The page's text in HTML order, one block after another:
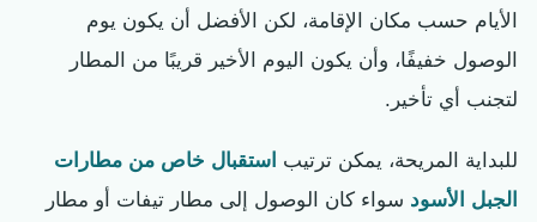
الأيام حسب مكان الإقامة، لكن الأفضل أن يكون يوم
الوصول خفيفًا، وأن يكون اليوم الأخير قريبًا من المطار
لتجنب أي تأخير.
للبداية المريحة، يمكن ترتيب استقبال خاص من مطارات
الجبل الأسود سواء كان الوصول إلى مطار تيفات أو مطار